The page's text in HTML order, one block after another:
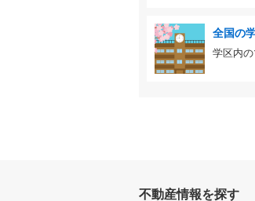
全国の
学区内
不動産情報を探す